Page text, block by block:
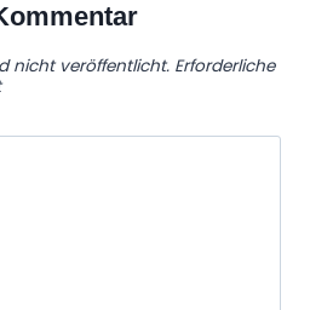
nicht veröffentlicht. Erforderliche